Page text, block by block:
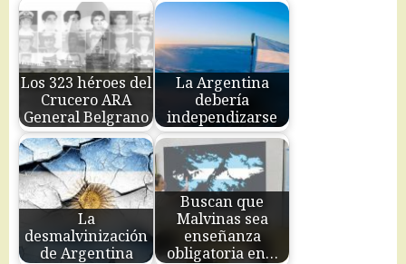
Los 323 héroes del
Crucero ARA
General Belgrano
La Argentina
debería
independizarse
La
desmalvinización
de Argentina
Buscan que
Malvinas sea
enseñanza
obligatoria en…